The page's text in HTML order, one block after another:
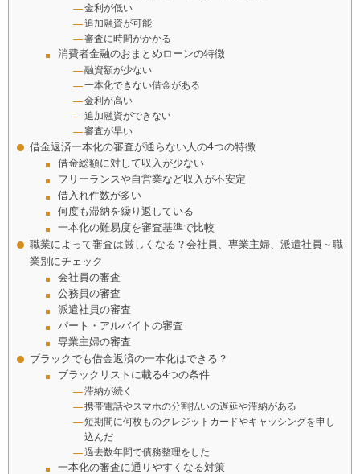
金利が低い
追加融資が可能
審査に時間がかかる
消費者金融のおまとめローンの特徴
融資額が少ない
一本化できない借金がある
金利が高い
追加融資ができない
審査が早い
借金返済一本化の審査が通らない人の4つの特徴
借金総額に対して収入が少ない
フリーランスや自営業など収入が不安定
借入れ件数が多い
何度も滞納を繰り返している
一本化の難易度を審査基準で比較
職業によって審査は厳しくなる？会社員、専業主婦、派遣社員～職
業別にチェック
会社員の審査
公務員の審査
派遣社員の審査
パート・アルバイトの審査
専業主婦の審査
ブラックでも借金返済の一本化はできる？
ブラックリストに載る4つの条件
滞納が続く
携帯電話やスマホの分割払いの遅延や滞納がある
短期間に何枚ものクレジットカードやキャッシングを申し
込んだ
過去数年間で債務整理をした
一本化の審査に通りやすくなる対策